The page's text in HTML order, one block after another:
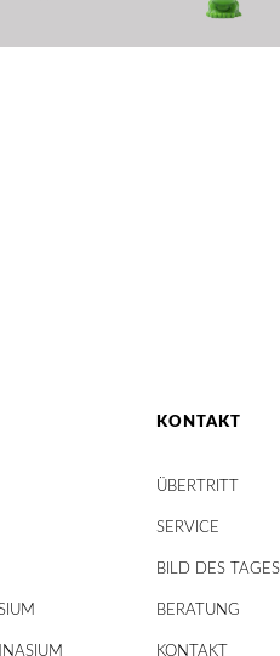
KONTAKT
ÜBERTRITT
SERVICE
BILD DES TAGES
BERATUNG
KONTAKT